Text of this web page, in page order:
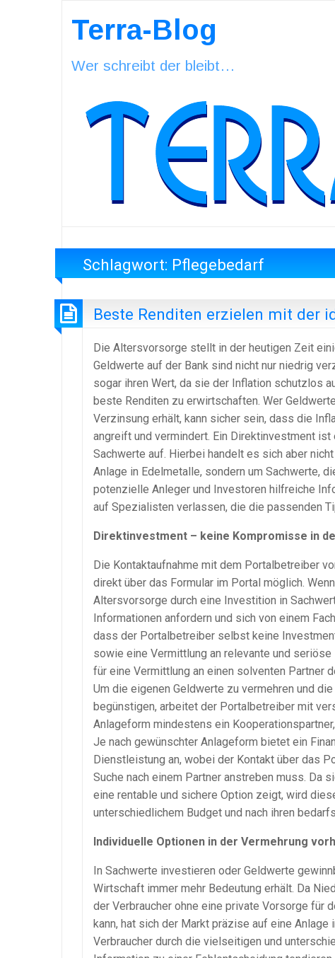
Terra-Blog
Wer schreibt der bleibt…
Schlagwort: Pflegebedarf
Beste Renditen erzielen mit der
Die Altersvorsorge stellt in der heutigen Zeit
Geldwerte auf der Bank sind nicht nur niedrig
sogar ihren Wert, da sie der Inflation schutzlos
beste Renditen zu erwirtschaften. Wer
Verzinsung erhält, kann sicher sein, dass die
angreift und vermindert. Ein Direktinvestment
Sachwerte auf. Hierbei handelt es sich aber
Anlage in Edelmetalle, sondern um Sachwerte,
potenzielle Anleger und Investoren hilfreiche
auf Spezialisten verlassen, die die passenden
Direktinvestment – keine Kompromisse in
Die Kontaktaufnahme mit dem Portalbetreiber
direkt über das Formular im Portal möglich.
Altersvorsorge durch eine Investition in
Informationen anfordern und sich von einem
dass der Portalbetreiber selbst keine
sowie eine Vermittlung an relevante und
für eine Vermittlung an einen solventen Partner
Um die eigenen Geldwerte zu vermehren und
begünstigen, arbeitet der Portalbetreiber mit
Anlageform mindestens ein
Je nach gewünschter Anlageform bietet ein
Dienstleistung an, wobei der Kontakt über das
Suche nach einem Partner anstreben muss. Da
eine rentable und sichere Option zeigt, wird
unterschiedlichem Budget und nach ihren
Individuelle Optionen in der Vermehrung
In Sachwerte investieren oder Geldwerte
Wirtschaft immer mehr Bedeutung erhält. Da
der Verbraucher ohne eine private Vorsorge für
kann, hat sich der Markt präzise auf eine
Verbraucher durch die vielseitigen und